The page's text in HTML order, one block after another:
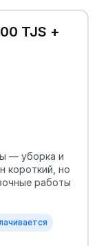
TJS +
— уборка и
короткий, но
работы